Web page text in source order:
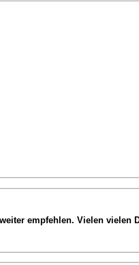
empfehlen. Vielen vielen